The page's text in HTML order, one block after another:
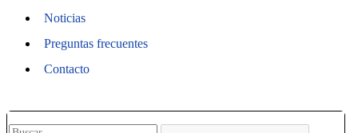
Noticias
Preguntas frecuentes
Contacto